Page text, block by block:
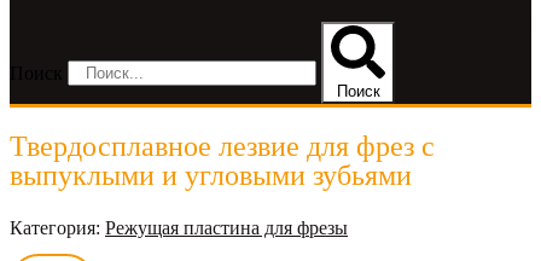
Поиск
Твердосплавное лезвие для фрез с
выпуклыми и угловыми зубьями
Категория: Режущая пластина для фрезы